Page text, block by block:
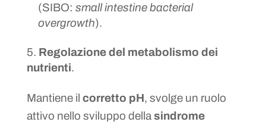
(SIBO: small intestine bacterial
overgrowth).
Regolazione del metabolismo dei
nutrienti.
Mantiene il corretto pH, svolge un ruolo
attivo nello sviluppo dellasindrome